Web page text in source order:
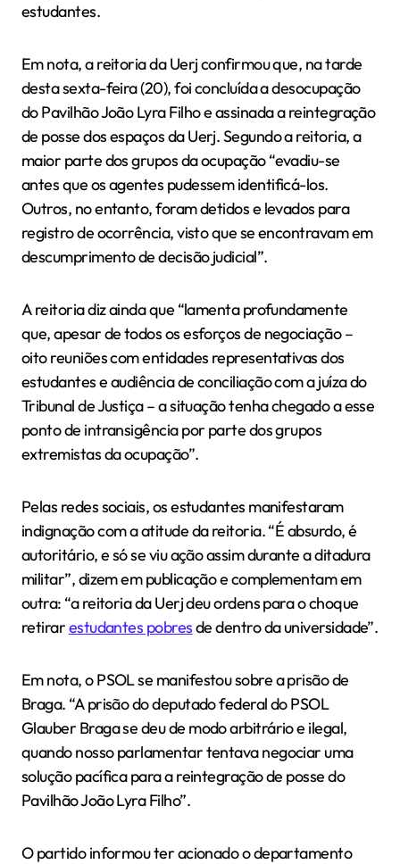
estudantes.
Em nota, a reitoria da Uerj confirmou que, na tarde
desta sexta-feira (20), foi concluída a desocupação
do Pavilhão João Lyra Filho e assinada a reintegração
de posse dos espaços da Uerj. Segundo a reitoria, a
maior parte dos grupos da ocupação “evadiu-se
antes que os agentes pudessem identificá-los.
Outros, no entanto, foram detidos e levados para
registro de ocorrência, visto que se encontravam em
descumprimento de decisão judicial”.
A reitoria diz ainda que “lamenta profundamente
que, apesar de todos os esforços de negociação –
oito reuniões com entidades representativas dos
estudantes e audiência de conciliação com a juíza do
Tribunal de Justiça – a situação tenha chegado a esse
ponto de intransigência por parte dos grupos
extremistas da ocupação”.
Pelas redes sociais, os estudantes manifestaram
indignação com a atitude da reitoria. “É absurdo, é
autoritário, e só se viu ação assim durante a ditadura
militar”, dizem em publicação e complementam em
outra: “a reitoria da Uerj deu ordens para o choque
retirarestudantes pobresde dentro da universidade”.
Em nota, o PSOL se manifestou sobre a prisão de
Braga. “A prisão do deputado federal do PSOL
Glauber Braga se deu de modo arbitrário e ilegal,
quando nosso parlamentar tentava negociar uma
solução pacífica para a reintegração de posse do
Pavilhão João Lyra Filho”.
O partido informou ter acionado o departamento